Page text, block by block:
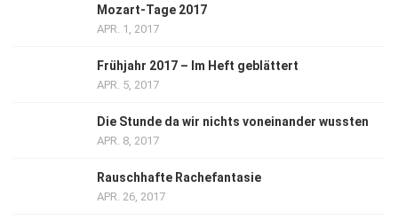
Mozart-Tage 2017
APR. 1, 2017
Frühjahr 2017 – Im Heft geblättert
APR. 5, 2017
Die Stunde da wir nichts voneinander wussten
APR. 8, 2017
Rauschhafte Rachefantasie
APR. 26, 2017